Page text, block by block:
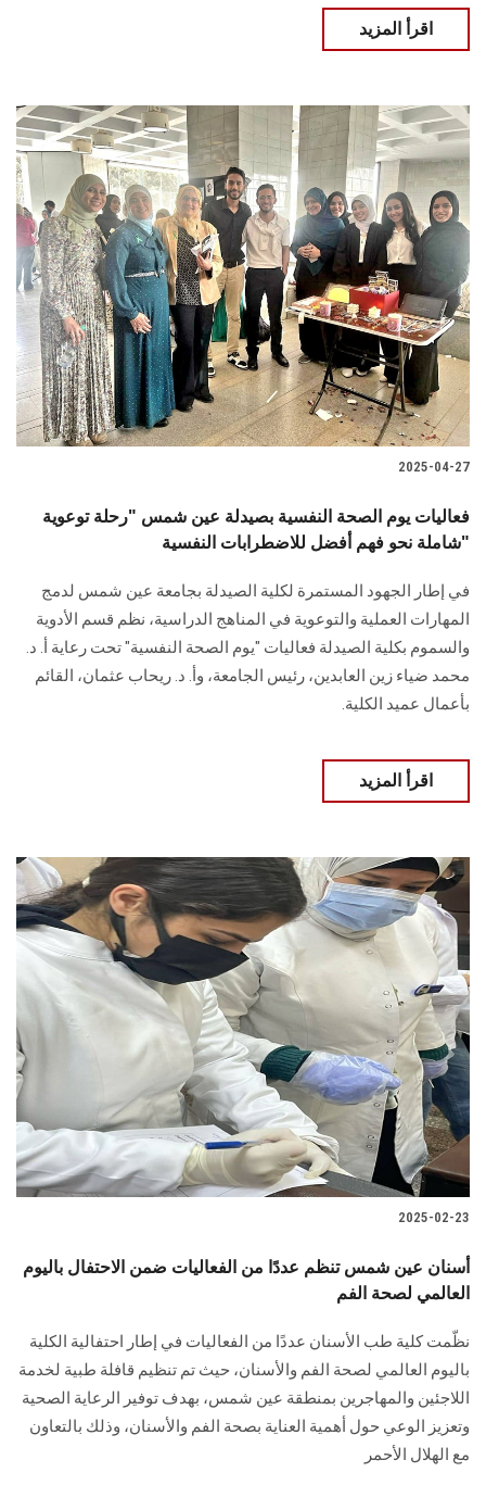
اقرأ المزيد
2025-04-27
فعاليات يوم الصحة النفسية بصيدلة عين شمس "رحلة توعوية
شاملة نحو فهم أفضل للاضطرابات النفسية"
في إطار الجهود المستمرة لكلية الصيدلة بجامعة عين شمس لدمج
المهارات العملية والتوعوية في المناهج الدراسية، نظم قسم الأدوية
والسموم بكلية الصيدلة فعاليات "يوم الصحة النفسية" تحت رعاية أ. د.
محمد ضياء زين العابدين، رئيس الجامعة، وأ. د. ريحاب عثمان، القائم
بأعمال عميد الكلية.
اقرأ المزيد
2025-02-23
أسنان عين شمس تنظم عددًا من الفعاليات ضمن الاحتفال باليوم
العالمي لصحة الفم
نظّمت كلية طب الأسنان عددًا من الفعاليات في إطار احتفالية الكلية
باليوم العالمي لصحة الفم والأسنان، حيث تم تنظيم قافلة طبية لخدمة
اللاجئين والمهاجرين بمنطقة عين شمس، بهدف توفير الرعاية الصحية
وتعزيز الوعي حول أهمية العناية بصحة الفم والأسنان، وذلك بالتعاون
مع الهلال الأحمر